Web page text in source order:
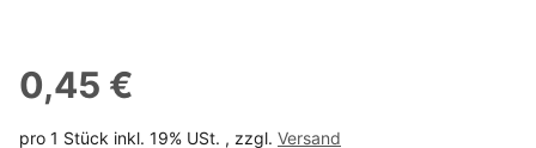
0,45 €
pro 1 Stück inkl. 19% USt. , zzgl. Versand